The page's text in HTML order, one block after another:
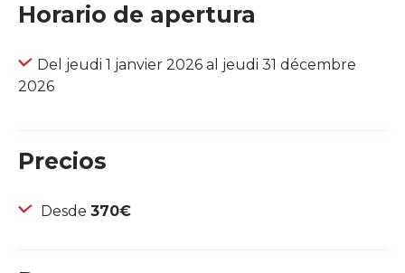
Horario de apertura
Del jeudi 1 janvier 2026 al jeudi 31 décembre
2026
Precios
Desde 370€